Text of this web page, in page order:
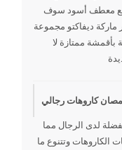
مع معطف أسود سوف
ديفاكتو مجموعة
ممتازة لا
كاروهات رجالي
لدى الرجال مما
الكاروهات وتتنوع ما